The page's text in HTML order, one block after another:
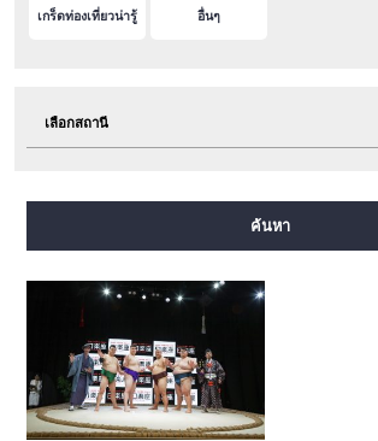
เกร็ดท่องเที่ยวน่ารู้ อื่นๆ
เลือกสถานี
สายอิมาซาโตะซุจิ สายนิวแทรม
ค้นหา